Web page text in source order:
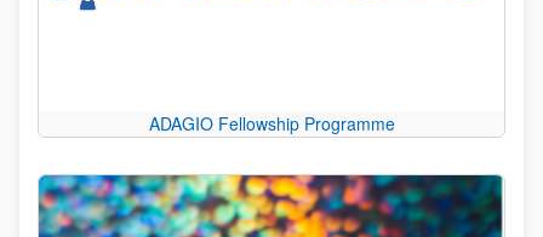
ADAGIO Fellowship Programme